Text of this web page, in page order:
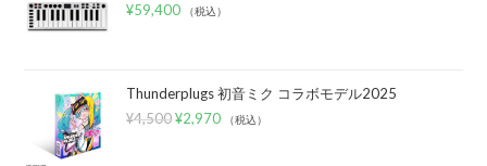
¥59,400 （税込）
Thunderplugs 初音ミク コラボモデル2025
¥4,500 ¥2,970 （税込）